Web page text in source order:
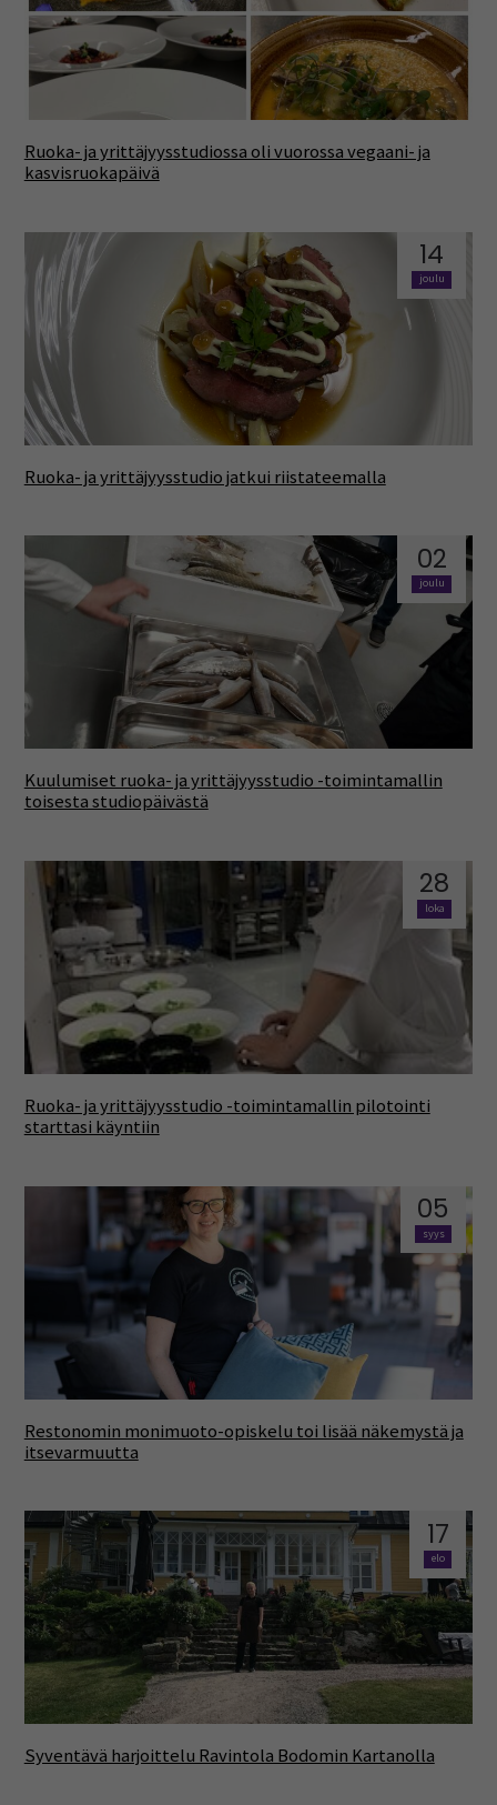
Ruoka- ja yrittäjyysstudiossa oli vuorossa vegaani- ja
kasvisruokapäivä
14
joulu
Ruoka- ja yrittäjyysstudio jatkui riistateemalla
02
joulu
Kuulumiset ruoka- ja yrittäjyysstudio -toimintamallin
toisesta studiopäivästä
28
loka
Ruoka- ja yrittäjyysstudio -toimintamallin pilotointi
starttasi käyntiin
05
syys
Restonomin monimuoto-opiskelu toi lisää näkemystä ja
itsevarmuutta
17
elo
Syventävä harjoittelu Ravintola Bodomin Kartanolla